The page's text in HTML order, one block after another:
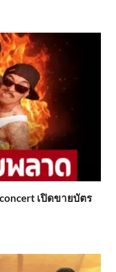
เปิดขายบัตร